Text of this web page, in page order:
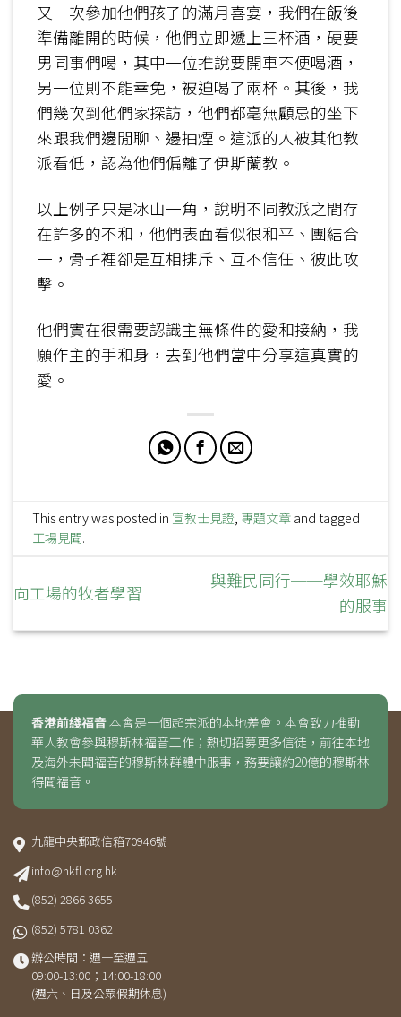
又一次參加他們孩子的滿月喜宴，我們在飯後
準備離開的時候，他們立即遞上三杯酒，硬要
男同事們喝，其中一位推說要開車不便喝酒，
另一位則不能幸免，被迫喝了兩杯。其後，我
們幾次到他們家探訪，他們都毫無顧忌的坐下
來跟我們邊閒聊、邊抽煙。這派的人被其他教
派看低，認為他們偏離了伊斯蘭教。
以上例子只是冰山一角，說明不同教派之間存
在許多的不和，他們表面看似很和平、團結合
一，骨子裡卻是互相排斥、互不信任、彼此攻
擊。
他們實在很需要認識主無條件的愛和接納，我
願作主的手和身，去到他們當中分享這真實的
愛。
This entry was posted in 宣教士見證 ,專題文章 and tagged
工場見聞.
向工場的牧者學習
與難民同行──學效耶穌
的服事
香港前綫福音本會是一個超宗派的本地差會。本會致力推動
華人教會參與穆斯林福音工作；熱切招募更多信徒，前往本地
及海外未聞福音的穆斯林群體中服事，務要讓約20億的穆斯林
得聞福音。
九龍中央郵政信箱70946號
info@hkfl.org.hk
(852) 2866 3655
(852) 5781 0362
辦公時間：週一至週五
09:00-13:00；14:00-18:00
(週六、日及公眾假期休息)